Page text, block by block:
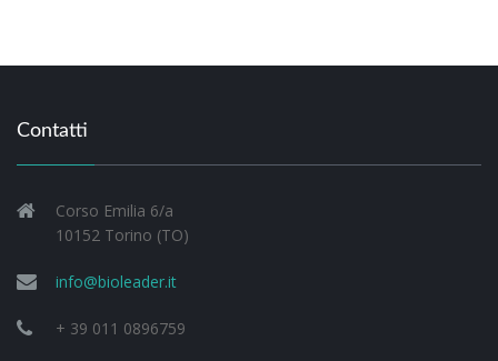
Contatti
Corso Emilia 6/a
10152 Torino (TO)
info@bioleader.it
+ 39 011 0896759